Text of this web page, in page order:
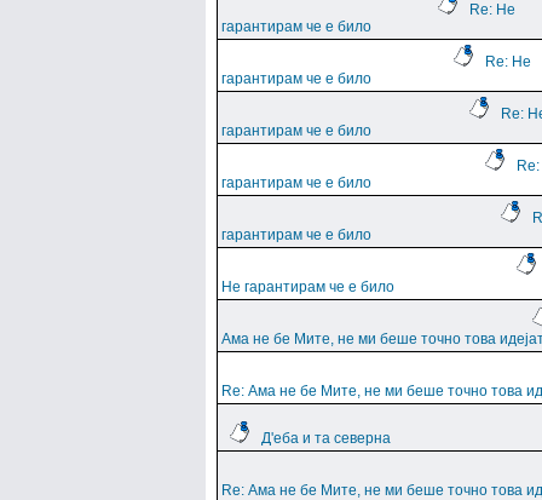
Re: Не
гарантирам че е било
Re: Не
гарантирам че е било
Re:
гарантирам че е било
гарантирам че е било
гарантирам че е било
Не гарантирам че е било
Ама не бе Мите, не ми беше точно това
Re: Ама не бе Мите, не ми беше точно това
Д'еба и та северна
Re: Ама не бе Мите, не ми беше точно това